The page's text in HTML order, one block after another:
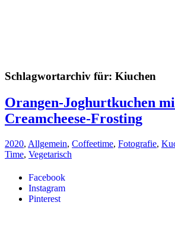
Facebook
Instagram
Pinterest
Schlagwortarchiv für: Kiuchen
Orangen-Joghurtkuchen
Creamcheese-Frosting
2020, Allgemein, Coffeetime, Fotografie,
Time, Vegetarisch